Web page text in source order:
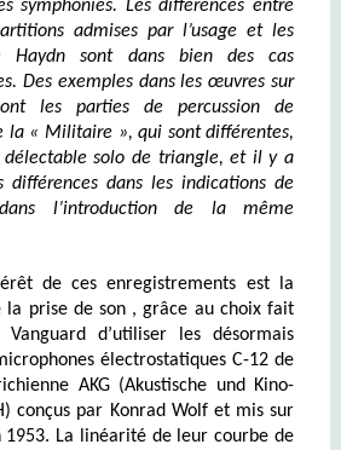
symphonies. Les différences entre
admises par l’usage et les
Haydn sont dans bien des cas
Des exemples dans les œuvres sur
les parties de percussion de
la « Militaire », qui sont différentes,
délectable solo de triangle, et il y a
différences dans les indications de
l’introduction de la même
de ces enregistrements est la
la prise de son , grâce au choix fait
Vanguard d’utiliser les désormais
électrostatiques C-12 de
AKG (Akustische und Kino-
conçus par Konrad Wolf et mis sur
1953. La linéarité de leur courbe de